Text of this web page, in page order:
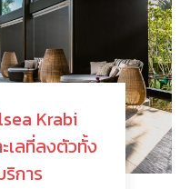
Krabi
เลที่ลงตัวทั้ง
การ